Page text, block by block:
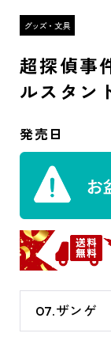
超探偵事
ルスタン
発売日
07.ザンゲ